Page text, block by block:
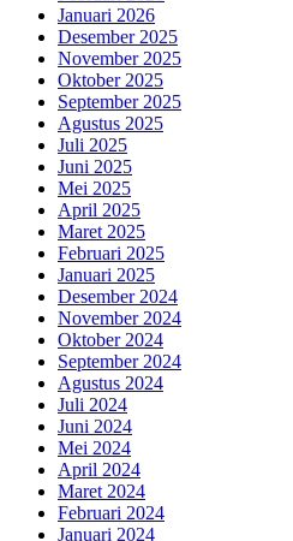
Januari 2026
Desember 2025
November 2025
Oktober 2025
September 2025
Agustus 2025
Juli 2025
Juni 2025
Mei 2025
April 2025
Maret 2025
Februari 2025
Januari 2025
Desember 2024
November 2024
Oktober 2024
September 2024
Agustus 2024
Juli 2024
Juni 2024
Mei 2024
April 2024
Maret 2024
Februari 2024
Januari 2024